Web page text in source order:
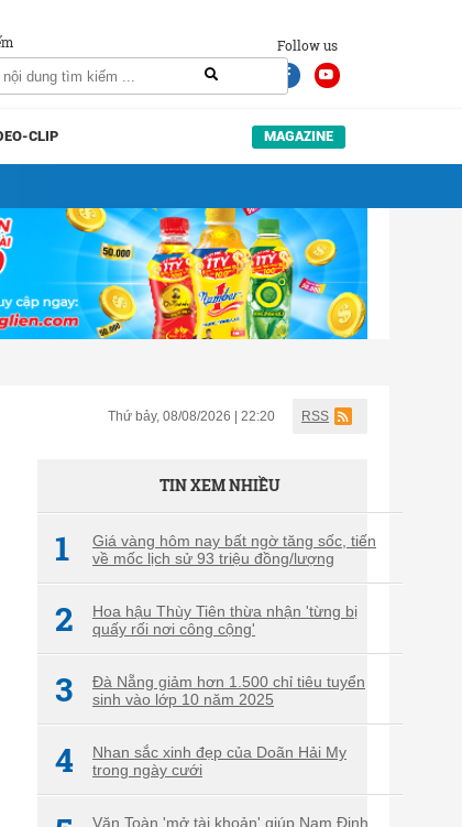
Follow us
CLIP MAGAZINE
Thứ bảy, 08/08/2026 | 22:20 RSS
TIN XEM NHIỀU
1
Giá vàng hôm nay bất ngờ tăng sốc, tiến
về mốc lịch sử 93 triệu đồng/lượng
2
Hoa hậu Thùy Tiên thừa nhận 'từng bị
quấy rối nơi công cộng'
3
Đà Nẵng giảm hơn 1.500 chỉ tiêu tuyển
sinh vào lớp 10 năm 2025
4
Nhan sắc xinh đẹp của Doãn Hải My
trong ngày cưới
Văn Toàn 'mở tài khoản' giúp Nam Định